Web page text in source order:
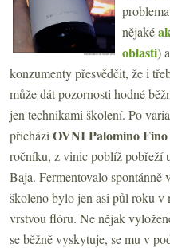
nějaké
oblasti)
konzumenty přesvědčit, že i
může dát pozornosti hodné
jen technikami školení. Po
přicházíOVNI Palomino Fino
ročníku, z vinic poblíž pobřeží
Baja. Fermentovalo spontánně
školeno bylo jen asi půl roku v
vrstvou flóru. Ne nějak
se běžně vyskytuje, se mu v